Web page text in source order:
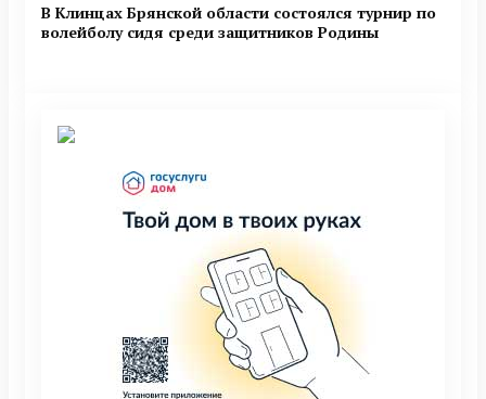
В Клинцах Брянской области состоялся турнир по
волейболу сидя среди защитников Родины